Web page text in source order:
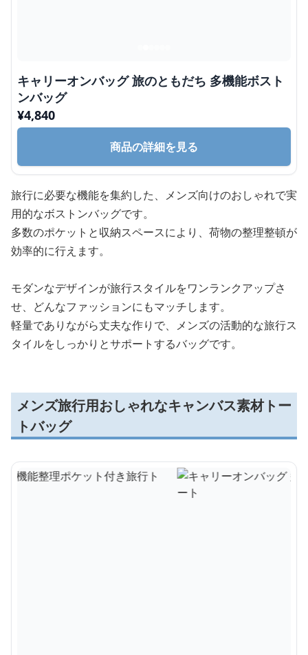
キャリーオンバッグ 旅のともだち 多機能ボスト
ンバッグ
¥4,840
商品の詳細を見る
旅行に必要な機能を集約した、メンズ向けのおしゃれで実
用的なボストンバッグです。
多数のポケットと収納スペースにより、荷物の整理整頓が
効率的に行えます。
モダンなデザインが旅行スタイルをワンランクアップさ
せ、どんなファッションにもマッチします。
軽量でありながら丈夫な作りで、メンズの活動的な旅行ス
タイルをしっかりとサポートするバッグです。
メンズ旅行用おしゃれなキャンバス素材トー
トバッグ